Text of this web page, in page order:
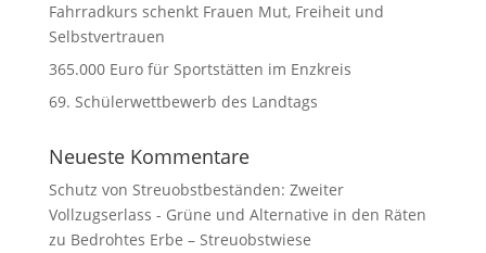
Fahrradkurs schenkt Frauen Mut, Freiheit und
Selbstvertrauen
365.000 Euro für Sportstätten im Enzkreis
69. Schülerwettbewerb des Landtags
Neueste Kommentare
Schutz von Streuobstbeständen: Zweiter
Vollzugserlass - Grüne und Alternative in den Räten
zu Bedrohtes Erbe – Streuobstwiese